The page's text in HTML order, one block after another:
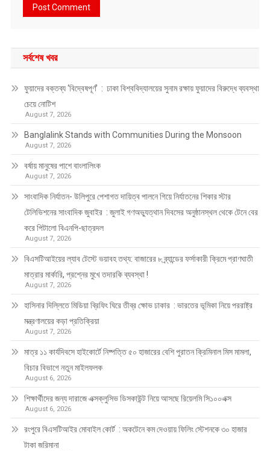
সর্বশেষ খবর
ফুয়াদের বক্তব্য ‘বিদ্বেষপূর্ণ’ : ঢাকা বিশ্ববিদ্যালয়ের সুনাম রক্ষায় ফুয়াদের বিরুদ্ধে ব্যবস্থা
চেয়ে নোটিশ
August 7, 2026
Banglalink Stands with Communities During the Monsoon
August 7, 2026
বর্ষায় মানুষের পাশে বাংলালিংক
August 7, 2026
সাংবাদিক নির্যাতন- উলিপুরে পেশাগত দায়িত্ব পালনে গিয়ে নির্যাতনের শিকার স্টার
টেলিভিশনের সাংবাদিক জুবাইর : জুলাই গণঅভ্যুত্থান দিবসের অনুষ্ঠানস্থল থেকে টেনে বের
করে পিটালো বিএনপি-ছাত্রদল
August 7, 2026
বিএসটিআইয়ের ল্যাব টেস্টে ভয়াবহ তথ্য: বাজারের ৮ ব্র্যান্ডের ফর্সাকারী ক্রিমে প্রাণঘাতী
মাত্রার মার্কারি, প্রশ্নের মুখে তদারকি ব্যবস্থা !
August 7, 2026
হাসিনার দিল্লিতে মিডিয়া ব্রিফিং ঘিরে তীব্র ক্ষোভ ঢাকার : ভারতের ভূমিকা নিয়ে পররাষ্ট্র
মন্ত্রণালয়ের কড়া প্রতিক্রিয়া
August 7, 2026
মাত্র ১১ কার্যদিবসে হাইকোর্টে নিষ্পত্তি ৫০ হাজারের বেশি পুরাতন ক্রিমিনাল মিস মামলা,
বিচার বিভাগে নতুন মাইলফলক
August 6, 2026
শিক্ষার্থীদের জন্য দারাজে এক্সক্লুসিভ ডিসকাউন্ট নিয়ে আসছে রিয়েলমি সি১০০এক্স
August 6, 2026
রংপুরে বিএসটিআইর মোবাইল কোর্ট : অকটেনে কম দেওয়ায় ফিলিং স্টেশনকে ৩০ হাজার
টাকা জরিমানা